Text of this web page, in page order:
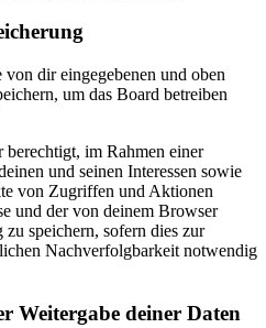
dir eingegebenen und oben
um das Board betreiben
berechtigt, im Rahmen einer
und seinen Interessen sowie
von Zugriffen und Aktionen
und der von deinem Browser
speichern, sofern dies zur
Nachverfolgbarkeit notwendig
Weitergabe deiner Daten